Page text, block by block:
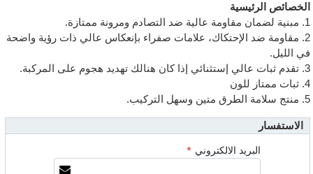
الخصائص الرئيسية
1. مبنية لضمان مقاومة عالية ضد التصادم ومرونة ممتازة.
2. مقاومة ضد الإحتكاك، علامات صفراء بإنعكاس عالي ذات رؤية واضحة
في الليل.
3. تقدم ثبات عالي إستثنائي إذا كان هنالك تهديد هجوم على المركبة.
4. ثبات ممتاز للون
5. منتج سلامة الطرق متين وسهل التركيب.
الاستفسار